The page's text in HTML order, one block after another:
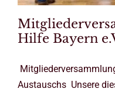
Hilfe Bayern
Austauschs Unsere